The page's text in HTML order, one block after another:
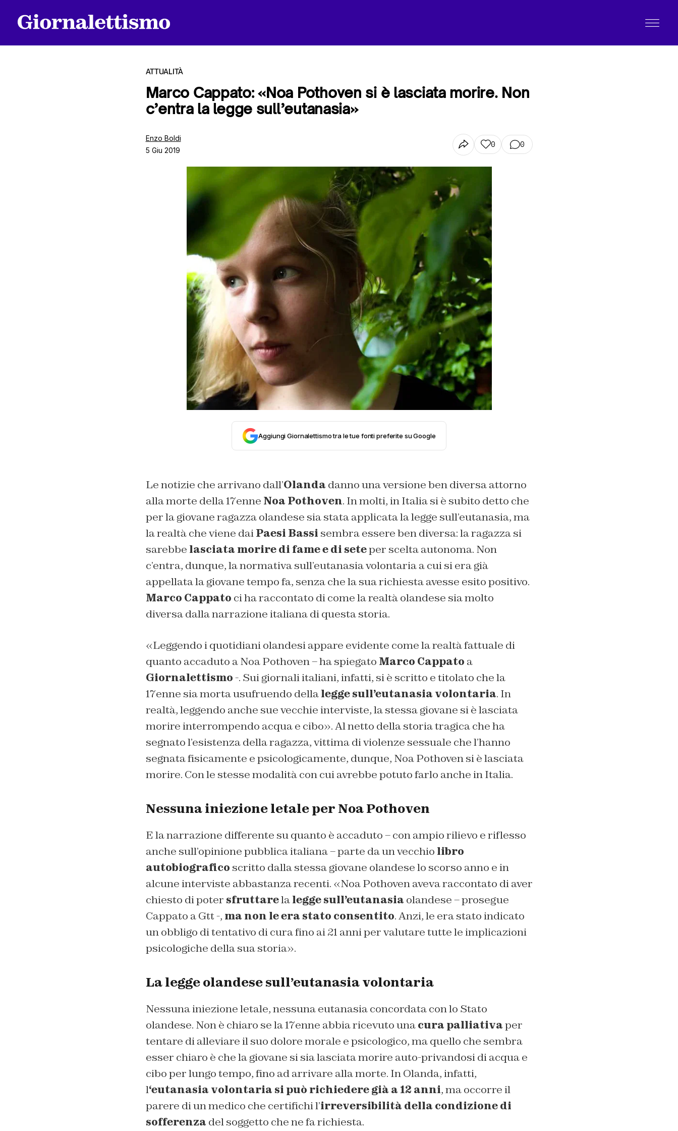
ATTUALITÀ
Marco Cappato: «Noa Pothoven si è lasciata morire. Non
c’entra la legge sull’eutanasia»
Enzo Boldi
5 Giu 2019
0 0
Aggiungi Giornalettismo tra le tue fonti preferite su Google
Le notizie che arrivano dall’Olanda danno una versione ben diversa attorno
alla morte della 17enne Noa Pothoven. In molti, in Italia si è subito detto che
per la giovane ragazza olandese sia stata applicata la legge sull’eutanasia, ma
la realtà che viene daiPaesi Bassi sembra essere ben diversa: la ragazza si
sarebbe lasciata morire di fame e di seteper scelta autonoma. Non
c’entra, dunque, la normativa sull’eutanasia volontaria a cui si era già
appellata la giovane tempo fa, senza che la sua richiesta avesse esito positivo.
Marco Cappato ci ha raccontato di come la realtà olandese sia molto
diversa dalla narrazione italiana di questa storia.
«Leggendo i quotidiani olandesi appare evidente come la realtà fattuale di
quanto accaduto a Noa Pothoven – ha spiegato Marco Cappato a
Giornalettismo-. Sui giornali italiani, infatti, si è scritto e titolato che la
17enne sia morta usufruendo dellalegge sull’eutanasia volontaria. In
realtà, leggendo anche sue vecchie interviste, la stessa giovane si è lasciata
morire interrompendo acqua e cibo». Al netto della storia tragica che ha
segnato l’esistenza della ragazza, vittima di violenze sessuale che l’hanno
segnata fisicamente e psicologicamente, dunque, Noa Pothoven si è lasciata
morire. Con le stesse modalità con cui avrebbe potuto farlo anche in Italia.
Nessuna iniezione letale per Noa Pothoven
E la narrazione differente su quanto è accaduto – con ampio rilievo e riflesso
anche sull’opinione pubblica italiana – parte da un vecchio libro
autobiografico scritto dalla stessa giovane olandese lo scorso anno e in
alcune interviste abbastanza recenti. «Noa Pothoven aveva raccontato di aver
chiesto di poter sfruttarelalegge sull’eutanasia olandese – prosegue
Cappato aGtt-, ma non le era stato consentito. Anzi, le era stato indicato
un obbligo di tentativo di cura fino ai 21 anni per valutare tutte le implicazioni
psicologiche della sua storia».
La legge olandese sull’eutanasia volontaria
Nessuna iniezione letale, nessuna eutanasia concordata con lo Stato
olandese. Non è chiaro se la 17enne abbia ricevuto unacura palliativaper
tentare di alleviare il suo dolore morale e psicologico, ma quello che sembra
esser chiaro è che la giovane si sia lasciata morire auto-privandosi di acqua e
cibo per lungo tempo, fino ad arrivare alla morte. In Olanda, infatti,
l‘eutanasia volontaria si può richiedere già a 12 anni, ma occorre il
parere di un medico che certifichi l’irreversibilità della condizione di
sofferenza del soggetto che ne fa richiesta.